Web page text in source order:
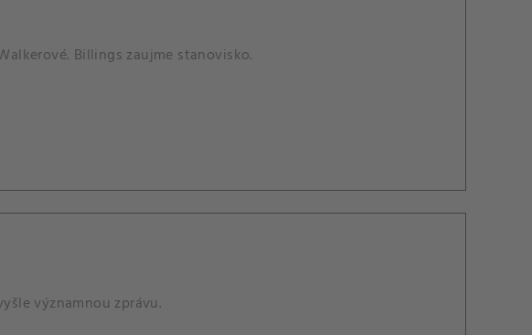
Billings zaujme stanovisko.
významnou zprávu.